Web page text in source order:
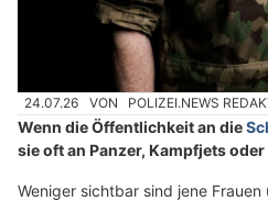
24.07.26 VON POLIZEI.NEWS
Wenn die Öffentlichkeit an die
sie oft an Panzer, Kampfjets
Weniger sichtbar sind jene Frauen